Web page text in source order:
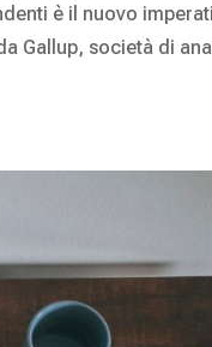
è il nuovo
Gallup, società di